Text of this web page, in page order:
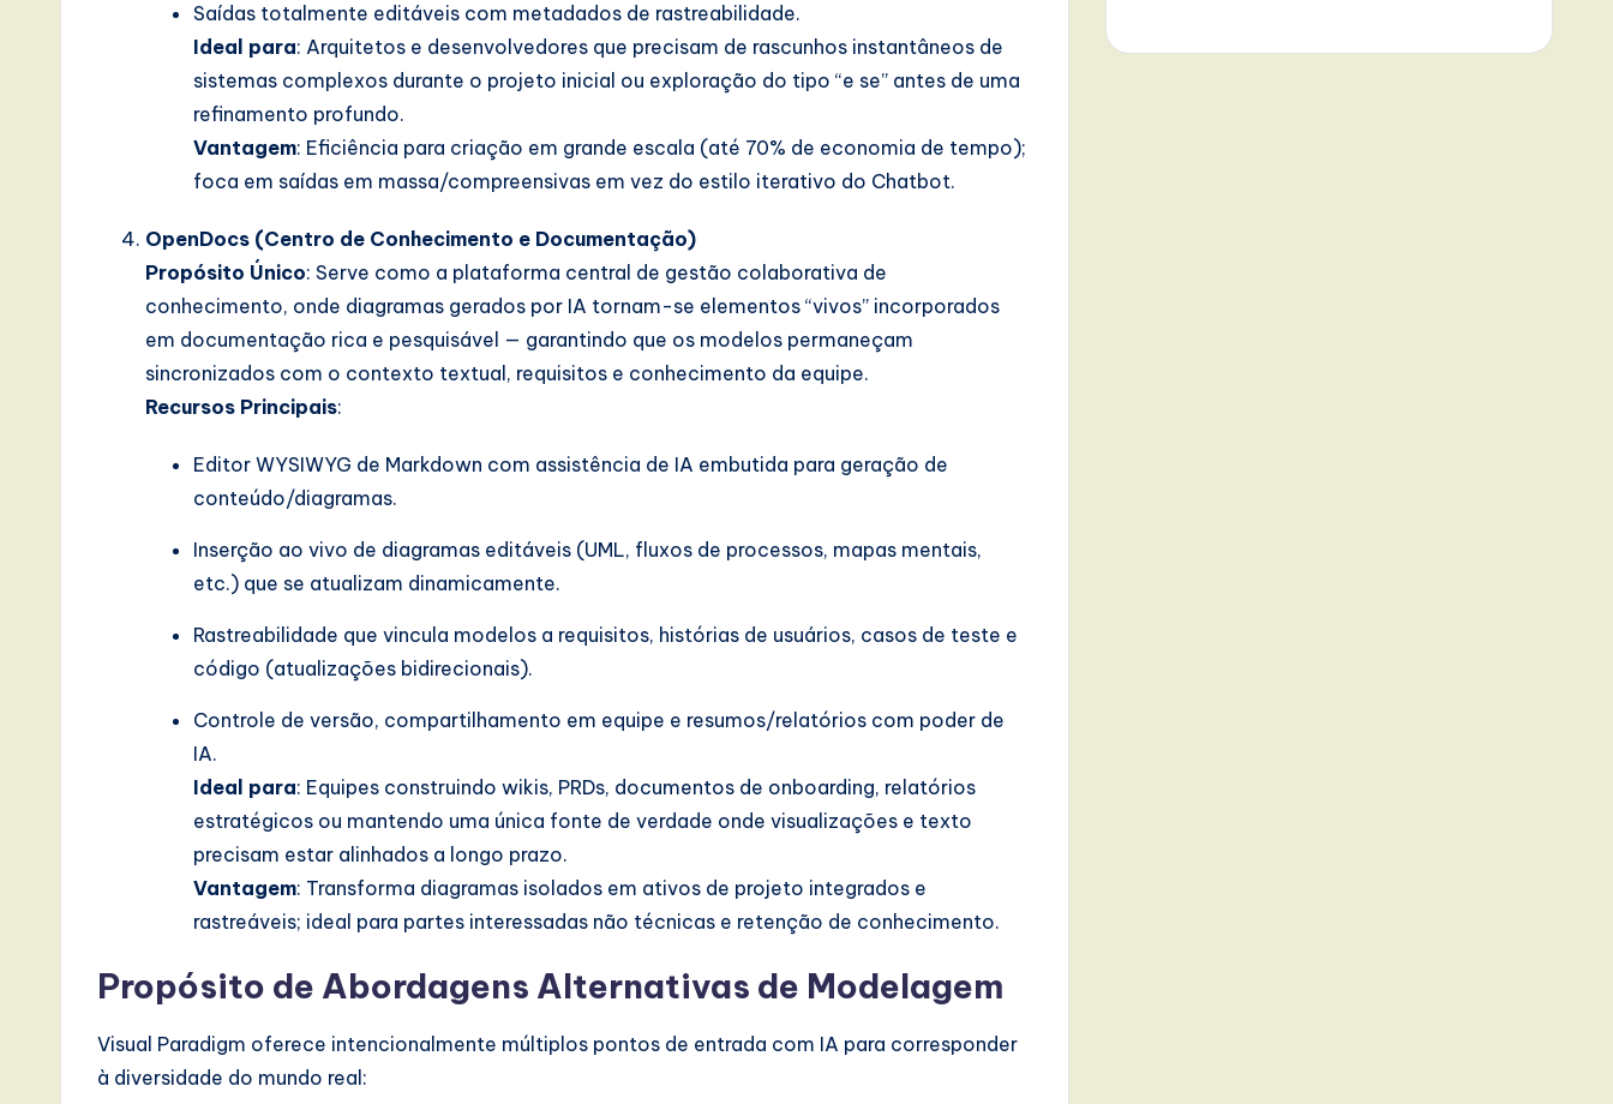
Saídas totalmente editáveis com metadados de rastreabilidade.
Ideal para: Arquitetos e desenvolvedores que precisam de rascunhos instantâneos de
sistemas complexos durante o projeto inicial ou exploração do tipo “e se” antes de uma
refinamento profundo.
Vantagem: Eficiência para criação em grande escala (até 70% de economia de tempo);
foca em saídas em massa/compreensivas em vez do estilo iterativo do Chatbot.
OpenDocs (Centro de Conhecimento e Documentação)
Propósito Único: Serve como a plataforma central de gestão colaborativa de
conhecimento, onde diagramas gerados por IA tornam-se elementos “vivos” incorporados
em documentação rica e pesquisável — garantindo que os modelos permaneçam
sincronizados com o contexto textual, requisitos e conhecimento da equipe.
Recursos Principais:
Editor WYSIWYG de Markdown com assistência de IA embutida para geração de
conteúdo/diagramas.
Inserção ao vivo de diagramas editáveis (UML, fluxos de processos, mapas mentais,
etc.) que se atualizam dinamicamente.
Rastreabilidade que vincula modelos a requisitos, histórias de usuários, casos de teste e
código (atualizações bidirecionais).
Controle de versão, compartilhamento em equipe e resumos/relatórios com poder de
IA.
Ideal para: Equipes construindo wikis, PRDs, documentos de onboarding, relatórios
estratégicos ou mantendo uma única fonte de verdade onde visualizações e texto
precisam estar alinhados a longo prazo.
Vantagem: Transforma diagramas isolados em ativos de projeto integrados e
rastreáveis; ideal para partes interessadas não técnicas e retenção de conhecimento.
Propósito de Abordagens Alternativas de Modelagem
Visual Paradigm oferece intencionalmente múltiplos pontos de entrada com IA para corresponder
à diversidade do mundo real: